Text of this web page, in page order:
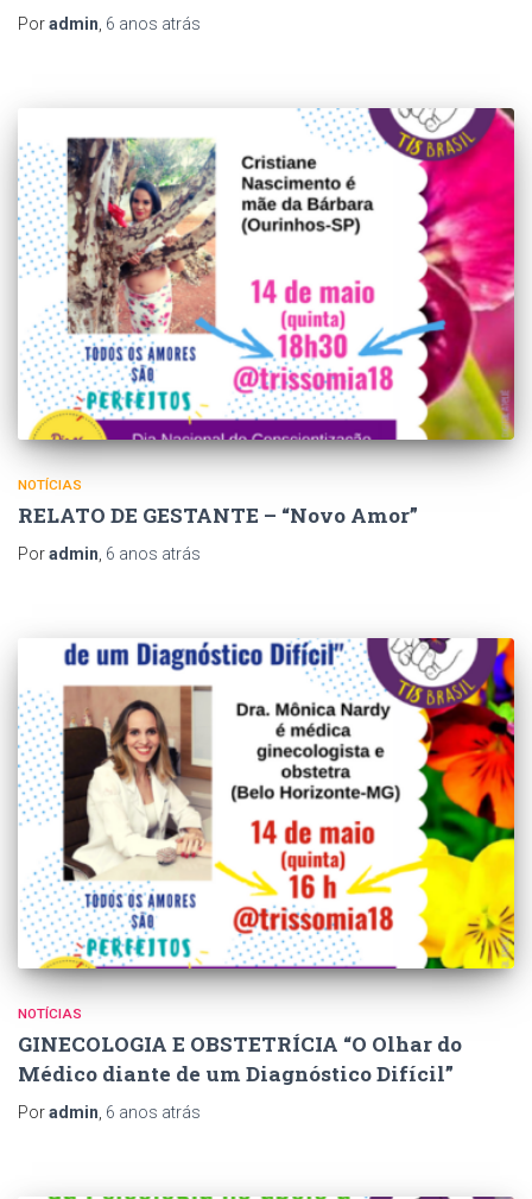
Poradmin 6 anos atrás
NOTÍCIAS
RELATO DE GESTANTE – “Novo Amor”
Poradmin 6 anos atrás
NOTÍCIAS
GINECOLOGIA E OBSTETRÍCIA “O Olhar do
Médico diante de um Diagnóstico Difícil”
Poradmin, 6 anos atrás